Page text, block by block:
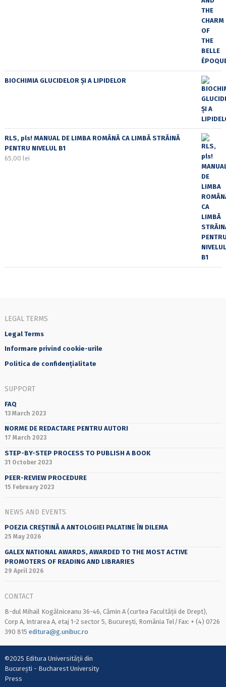
BIOCHIMIA GLUCIDELOR ȘI A LIPIDELOR
RLS, pls! MANUAL DE LIMBA ROMÂNĂ CA LIMBĂ STRĂINĂ
PENTRU NIVELUL B1
65,00 lei
LEGAL TERMS
Legal Terms
Informare privind cookie-urile
Politica de confidențialitate
SUPPORT
FAQ
13 March 2023
NORME DE REDACTARE PENTRU AUTORI
17 March 2023
STEP-BY-STEP PROCESS TO PUBLISH A BOOK
31 October 2023
PEER-REVIEW PROCEDURE
15 February 2023
NEWS AND EVENTS
POEZIA CREȘTINĂ A ANTOLOGIEI PALATINE ÎN DILEMA
25 May 2026
GALEX NATIONAL AWARDS, AWARDED TO THE MOST ACTIVE
PROMOTERS OF READING AND LIBRARIES
29 April 2026
CONTACT
B-dul Mihail Kogălniceanu 36-46, Cămin A (curtea Facultății de Drept),
Corp A, Intrarea A, etaj 1-2 sector 5, București, România Tel/Fax: + (4) 0726
390 815 editura@g.unibuc.ro
©2025 Editura Universității din
București - Bucharest University
Press